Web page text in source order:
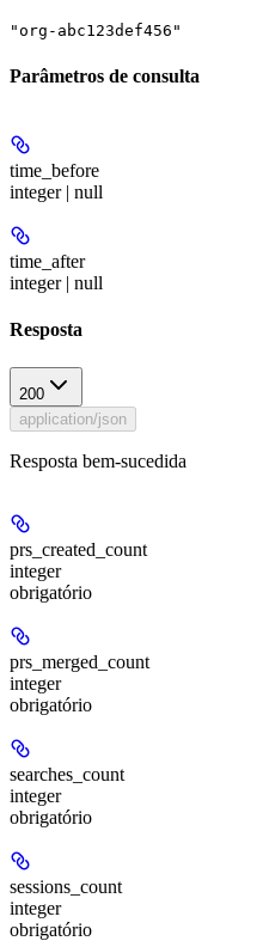
"org-abc123def456"
Parâmetros de consulta
time_before
integer | null
time_after
integer | null
Resposta
200
application/json
Resposta bem-sucedida
prs_created_count
integer
obrigatório
prs_merged_count
integer
obrigatório
searches_count
integer
obrigatório
sessions_count
integer
obrigatório